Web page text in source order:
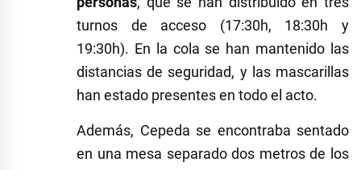
turnos de acceso (17:30h, 18:30h y
19:30h). En la cola se han mantenido las
distancias de seguridad, y las mascarillas
han estado presentes en todo el acto.
Además, Cepeda se encontraba sentado
en una mesa separado dos metros de los